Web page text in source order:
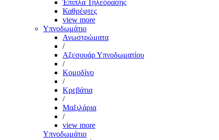
Έπιπλα Τηλεόρασης
Καθρέφτες
view more
Υπνοδωμάτιο
Ανωστρώματα
/
Αξεσουάρ Υπνοδωματίου
/
Κομοδίνο
/
Κρεβάτια
/
Μαξιλάρια
/
view more
Υπνοδωμάτιο